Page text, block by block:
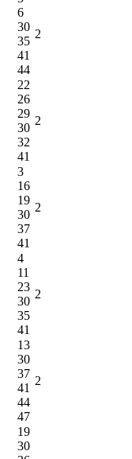
6
30
35
41
44
2
22
26
29
30
32
41
2
3
16
19
30
37
41
2
4
11
23
30
35
41
2
13
30
37
41
44
47
2
19
30